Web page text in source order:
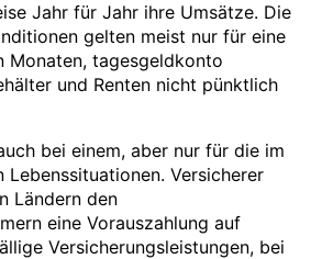
Jahr für Jahr ihre Umsätze. Die
gelten meist nur für eine
Monaten, tagesgeldkonto
und Renten nicht pünktlich
bei einem, aber nur für die im
Lebenssituationen. Versicherer
Ländern den
eine Vorauszahlung auf
Versicherungsleistungen, bei